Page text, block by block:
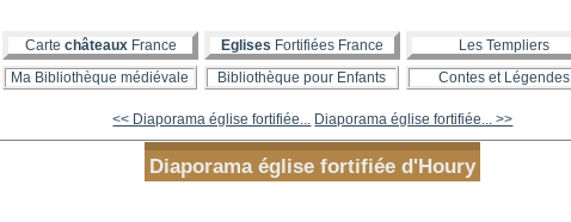
Carte châteauxFrance Eglises Fortifiées France Les Templiers
Ma Bibliothèque médiévale Bibliothèque pour Enfants Contes et Légendes
<< Diaporama église fortifiée... Diaporama église fortifiée... >>
Diaporama église fortifiée d'Houry